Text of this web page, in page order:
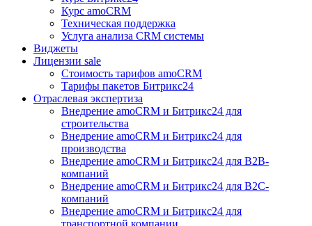
Курс amoCRM
Техническая поддержка
Услуга анализа CRM системы
Виджеты
Лицензии sale
Стоимость тарифов amoCRM
Тарифы пакетов Битрикс24
Отраслевая экспертиза
Внедрение amoCRM и Битрикс24 для
строительства
Внедрение amoCRM и Битрикс24 для
производства
Внедрение amoCRM и Битрикс24 для В2В-
компаний
Внедрение amoCRM и Битрикс24 для В2С-
компаний
Внедрение amoCRM и Битрикс24 для
транспортной компании